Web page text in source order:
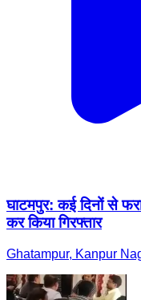
घाटमपुर: कई दिनों से
कर किया गिरफ्तार
Ghatampur, Kanpur